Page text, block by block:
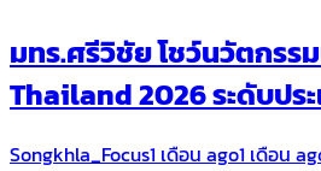
มทร.ศรีวิชัย โชว์นวัตกรร
Thailand 2026 ระดับปร
Songkhla_Focus1 เดือน ago1 เดือน